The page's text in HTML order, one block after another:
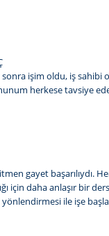
işim oldu, iş sahibi
herkese tavsiye
gayet başarılıydı.
için daha anlaşır bir
yönlendirmesi ile işe